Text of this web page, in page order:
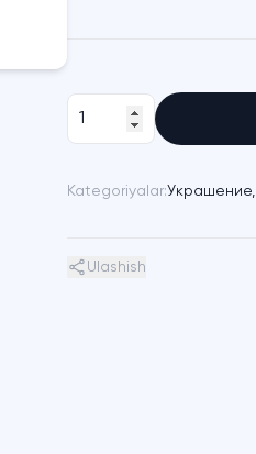
Kategoriyalar:Украшение,
Ulashish